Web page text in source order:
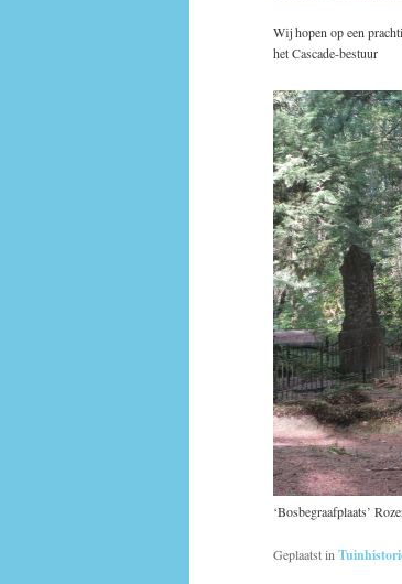
Wij hopen op een
het Cascade-bestuur
‘Bosbegraafplaats’
Geplaatst in